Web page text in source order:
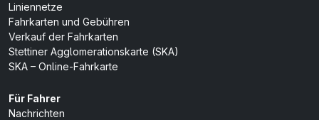
Liniennetze
Fahrkarten und Gebühren
Verkauf der Fahrkarten
Stettiner Agglomerationskarte (SKA)
SKA – Online-Fahrkarte
Für Fahrer
Nachrichten